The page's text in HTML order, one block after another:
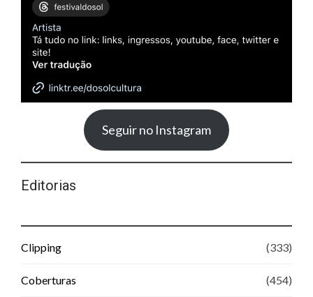
Seguir no Instagram
Editorias
Clipping (333)
Coberturas (454)